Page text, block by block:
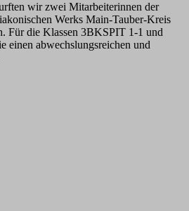
wir zwei Mitarbeiterinnen der
Werks Main-Tauber-Kreis
Für die Klassen 3BKSPIT 1-1 und
einen abwechslungsreichen und